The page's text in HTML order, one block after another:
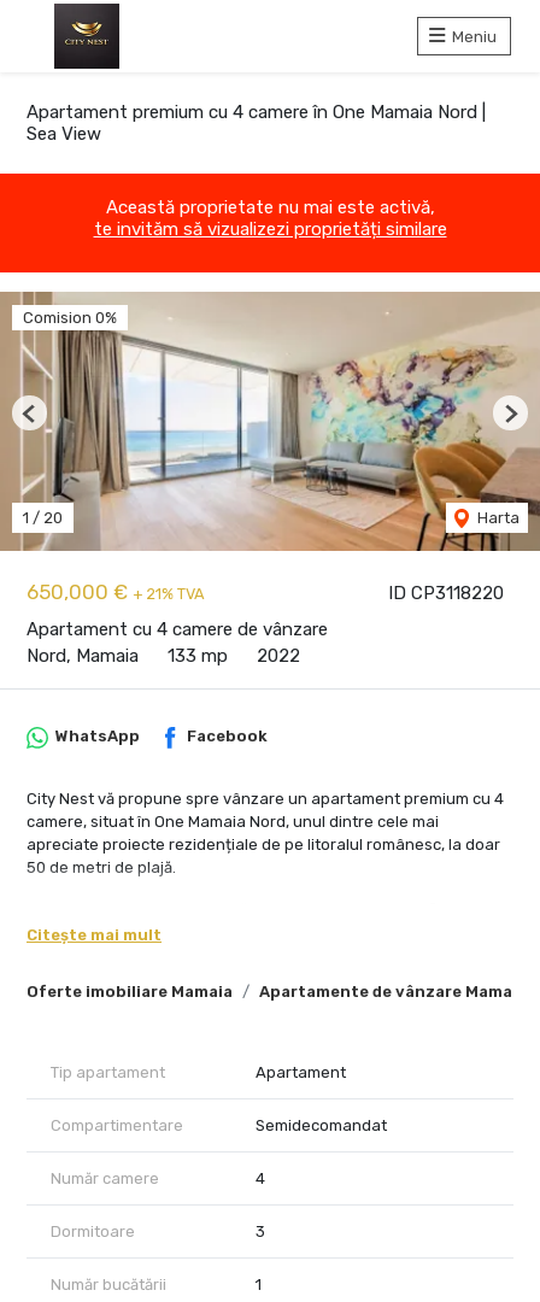
Meniu
Apartament premium cu 4 camere în One Mamaia Nord |
Sea View
Această proprietate nu mai este activă,
te invităm să vizualizezi proprietăți similare
ID CP3118220
650,000 € + 21% TVA
Apartament cu 4 camere de vânzare
Nord, Mamaia
133 mp 2022
Comision 0%
1 / 20 Harta
Previous
Oferte imobiliare Mamaia Apartamente de vânzare Mamaia
WhatsApp Facebook
City Nest vă propune spre vânzare un apartament premium cu 4
camere, situat în One Mamaia Nord, unul dintre cele mai
apreciate proiecte rezidențiale de pe litoralul românesc, la doar
50 de metri de plajă.
2022 și oferă o suprafață utilă de 133 mp, completată de o terasă
potrivită atât pentru locuire de vacanță, cât și pentru investiție.
space, 3 dormitoare, 3 băi și multiple spații de depozitare. Zona
naturale.
Apartamentul este complet nou, ultrafinisat, mobilat lux și utilat
prin pardoseală, aer condiționat în fiecare cameră, tâmplărie
securizată.
Citește mai mult
Tip apartament Apartament
Compartimentare Semidecomandat
Număr camere 4
Dormitoare 3
Număr bucătării 1